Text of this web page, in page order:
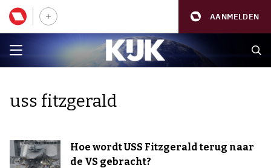
AANMELDEN
uss fitzgerald
Hoe wordt USS Fitzgerald terug naar
de VS gebracht?